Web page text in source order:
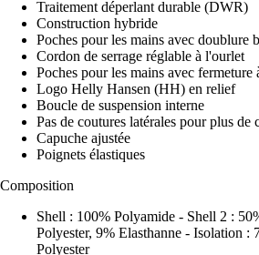
Traitement déperlant durable (DWR)
Construction hybride
Poches pour les mains avec doublure
Cordon de serrage réglable à l'ourlet
Poches pour les mains avec
Logo Helly Hansen (HH) en relief
Boucle de suspension interne
Pas de coutures latérales pour plus de
Capuche ajustée
Poignets élastiques
Composition
Shell : 100% Polyamide - Shell 2 :
Polyester, 9% Elasthanne - Isolation :
Polyester